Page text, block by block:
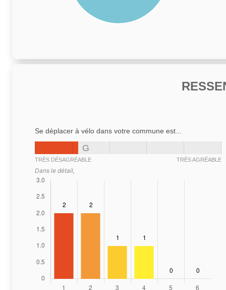
Se déplacer à vélo dans votre commune est...
G
TRÈS DÉSAGRÉABLE TRÈS AGRÉABLE
Dans le détail,